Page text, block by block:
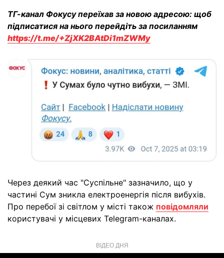
ТГ-канал Фокусу переїхав за новою адресою: щоб
підписатися на нього перейдіть за посиланням
https://t.me/+ZjXK2BAtDi1mZWMy
Через деякий час "Суспільне" зазначило, що у
частині Сум зникла електроенергія після вибухів.
Про перебої зі світлом у місті також повідомляли
користувачі у місцевих Telegram-каналах.
ВІДЕО ДНЯ